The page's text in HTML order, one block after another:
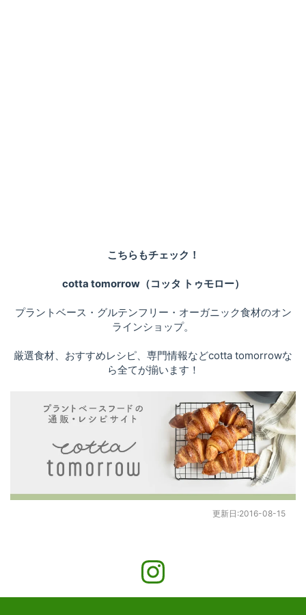
こちらもチェック！
cotta tomorrow（コッタ トゥモロー）
プラントベース・グルテンフリー・オーガニック食材のオン
ラインショップ。
厳選食材、おすすめレシピ、専門情報などcotta tomorrowな
ら全てが揃います！
更新日:2016-08-15